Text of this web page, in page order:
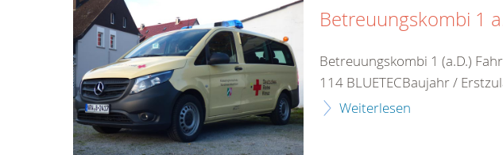
Betreuungskombi 1
Betreuungskombi 1 (a.D.)
114 BLUETECBaujahr /
Weiterlesen